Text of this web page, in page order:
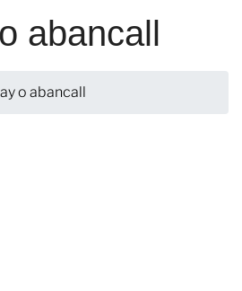
abancall
o abancall